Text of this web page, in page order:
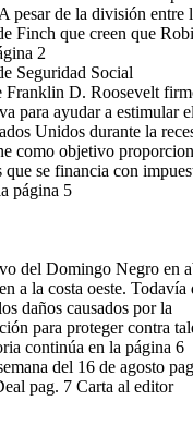
pesar de la división entre
Finch que creen que
2
Seguridad Social
Franklin D. Roosevelt
para ayudar a estimular
Unidos durante la
como objetivo
que se financia con
página 5
del Domingo Negro en
a la costa oeste. Todavía
daños causados por la
para proteger contra
continúa en la página 6
del 16 de agosto
pag. 7 Carta al editor